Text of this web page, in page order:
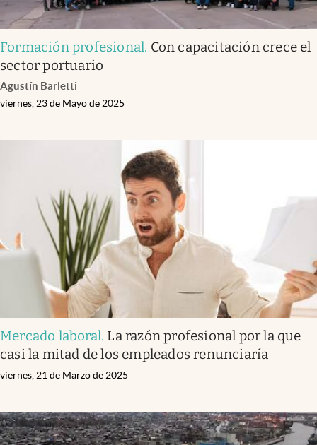
Formación profesional. Con capacitación crece el
sector portuario
Agustín Barletti
viernes, 23 de Mayo de 2025
Mercado laboral. La razón profesional por la que
casi la mitad de los empleados renunciaría
viernes, 21 de Marzo de 2025